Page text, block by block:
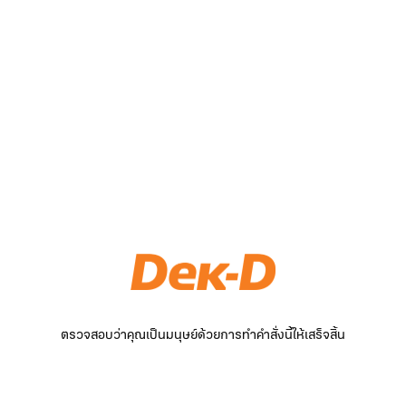
ตรวจสอบว่าคุณเป็นมนุษย์ด้วยการทำคำสั่งนี้ให้เสร็จสิ้น